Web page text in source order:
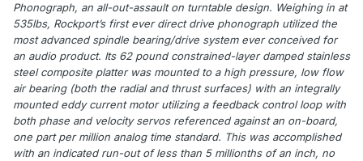
Phonograph, an all-out-assault on turntable design. Weighing in at
535lbs, Rockport’s first ever direct drive phonograph utilized the
most advanced spindle bearing/drive system ever conceived for
an audio product. Its 62 pound constrained-layer damped stainless
steel composite platter was mounted to a high pressure, low flow
air bearing (both the radial and thrust surfaces) with an integrally
mounted eddy current motor utilizing a feedback control loop with
both phase and velocity servos referenced against an on-board,
one part per million analog time standard. This was accomplished
with an indicated run-out of less than 5 millionths of an inch, no